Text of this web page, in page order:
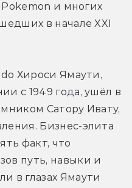
и многих
в начале XXI
Хироси Ямаути,
с 1949 года, ушёл в
Сатору Ивату,
Бизнес-элита
факт, что
путь, навыки и
в глазах Ямаути